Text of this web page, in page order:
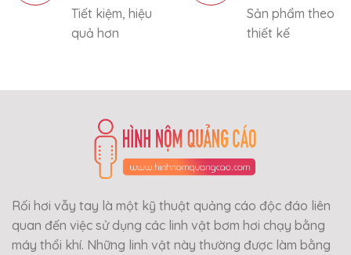
Tiết kiệm, hiệu
quả hơn
Sản phẩm theo
thiết kế
Rối hơi vẫy tay là một kỹ thuật quảng cáo độc đáo liên
quan đến việc sử dụng các linh vật bơm hơi chạy bằng
máy thổi khí. Những linh vật này thường được làm bằng